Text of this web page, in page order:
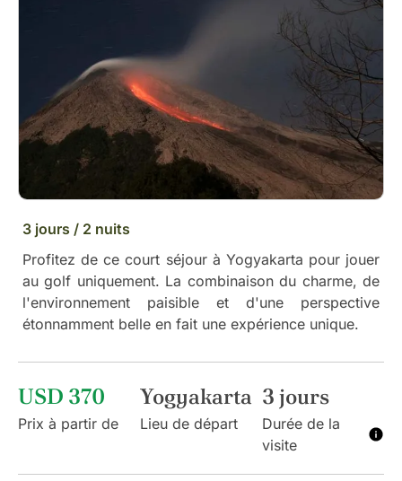
3 jours / 2 nuits
Profitez de ce court séjour à Yogyakarta pour jouer
au golf uniquement. La combinaison du charme, de
l'environnement paisible et d'une perspective
étonnamment belle en fait une expérience unique.
USD 370
Prix à partir de
Yogyakarta
Lieu de départ
3 jours
Durée de la
visite